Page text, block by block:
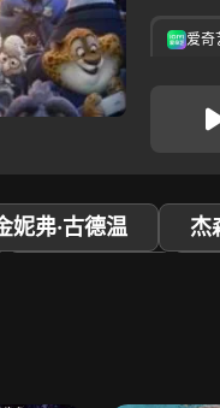
爱奇
妮弗·古德温
杰